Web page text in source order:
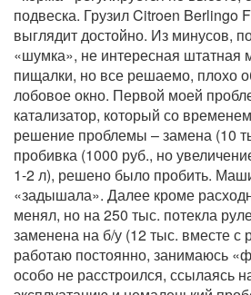
подвеска. Грузил Citroen Berlingo
выглядит достойно. Из минусов,
«шумка», не интересная штатная
пищалки, но все решаемо, плохо
лобовое окно. Первой моей
катализатор, который со
решение проблемы – замена (10
пробивка (1000 руб., но
1-2 л), решено было пробить.
«задышала». Далее кроме
менял, но на 250 тыс. потекла
заменена на б/у (12 тыс. вместе
работаю постоянно, занимаюсь
особо не расстроился, ссылаясь